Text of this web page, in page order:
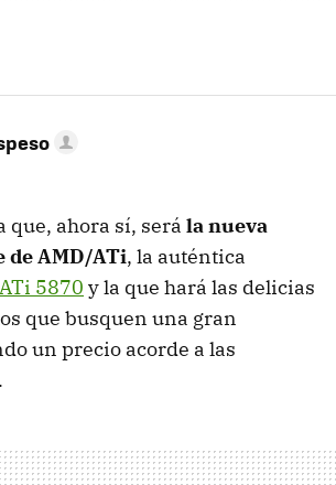
que, ahora sí, será la nueva
de AMD/ATi, la auténtica
ATi 5870 y la que hará las delicias
que busquen una gran
un precio acorde a las